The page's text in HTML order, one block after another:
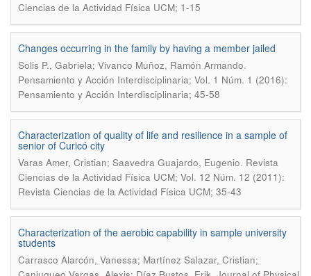
Ciencias de la Actividad Física UCM; 1-15
Changes occurring in the family by having a member jailed
Solis P., Gabriela; Vivanco Muñoz, Ramón Armando.
Pensamiento y Acción Interdisciplinaria; Vol. 1 Núm. 1 (2016):
Pensamiento y Acción Interdisciplinaria; 45-58
Characterization of quality of life and resilience in a sample of
senior of Curicó city
Varas Amer, Cristian; Saavedra Guajardo, Eugenio. Revista
Ciencias de la Actividad Física UCM; Vol. 12 Núm. 12 (2011):
Revista Ciencias de la Actividad Física UCM; 35-43
Characterization of the aerobic capability in sample university
students
Carrasco Alarcón, Vanessa; Martínez Salazar, Cristian;